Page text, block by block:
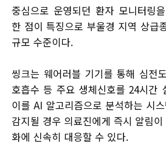
중심으로 운영되던 환자 모니터링
한 점이 특징으로 부울경 지역 상급
규모 수준이다.
씽크는 웨어러블 기기를 통해 심전
호흡수 등 주요 생체신호를 24시간
이를 AI 알고리즘으로 분석하는 시
감지될 경우 의료진에게 즉시 알림
화에 신속히 대응할 수 있다.